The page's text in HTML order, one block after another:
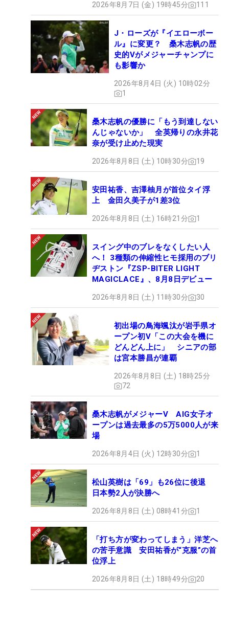
2026年8月7日 (金) 19時45分 111
J・ローズが『イエローボー
ル』に変更？ 桑木志帆の歴
史的Vがメジャーチャンプに
も影響か
2026年8月4日 (火) 10時02分
1
桑木志帆の優勝に「もう到達しない
んじゃないか」 全英帰りの永井花
奈が受け止めた現実
2026年8月8日 (土) 10時30分 19
安田祐香、吉澤柚月が首位タイ浮
上 金田久美子が1差3位
2026年8月8日 (土) 16時21分 1
スイング中のブレをなくしたい人
へ！ 3種類の伸縮性ヒモ採用のブリ
ヂストン『ZSP-BITER LIGHT
MAGICLACE』、8月8日デビュー
2026年8月8日 (土) 11時30分 30
初出場の鳥海颯汰が岩手県オ
ープン初V「この大会を機に
どんどん上に」 シニアの部
は宮本勝昌が連覇
2026年8月8日 (土) 18時25分
72
桑木志帆がメジャーV AIG女子オ
ープンは過去最多の5万5000人が来
場
2026年8月4日 (火) 12時30分 1
松山英樹は「69」も26位に後退
日本勢2人が決勝へ
2026年8月8日 (土) 08時41分 1
「打ち方が変わってしまう」洋芝へ
の苦手意識 安田祐香が“克服”の首
位浮上
2026年8月8日 (土) 18時49分 20